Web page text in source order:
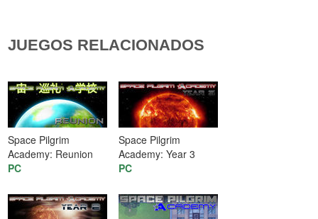
JUEGOS RELACIONADOS
Space Pilgrim
Academy: Reunion
PC
Space Pilgrim
Academy: Year 3
PC